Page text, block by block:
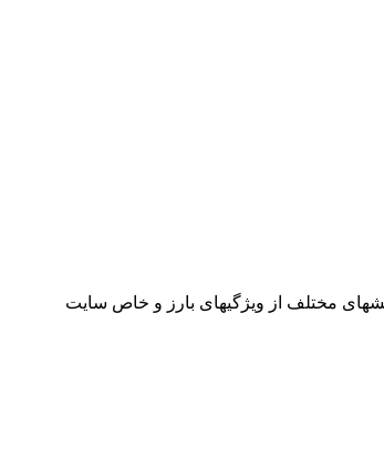
مختلف از ویژگیهای بارز و خاص سایت